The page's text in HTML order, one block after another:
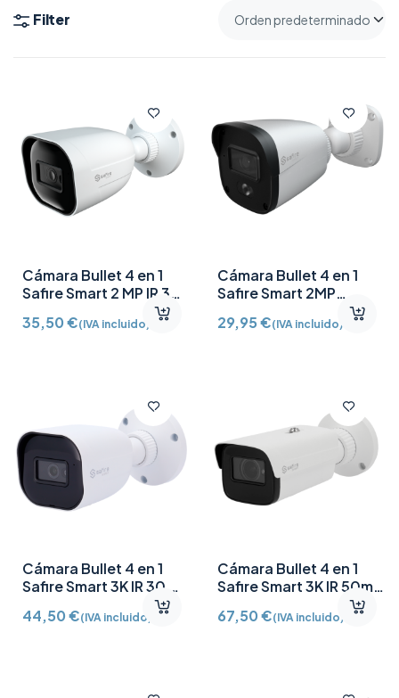
Filter
Cámara Bullet 4 en 1
Safire Smart 2 MP IR 30
35,50€(IVA incluido)
Cámara Bullet 4 en 1
Safire Smart 2MP
Iluminación LED blanca
20m SF-B070CA-2B1
29,95€(IVA incluido)
Cámara Bullet 4 en 1
Safire Smart 3K IR 30 m
44,50€(IVA incluido)
Cámara Bullet 4 en 1
Safire Smart 3K IR 50m
Varifocal motorizada
2.8-12mm SF-B580Z-
67,50€(IVA incluido)